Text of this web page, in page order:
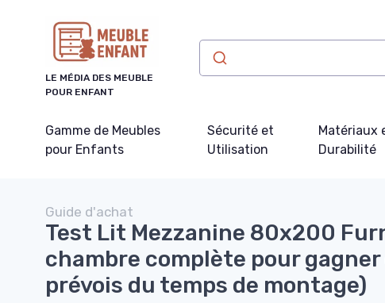
LE MÉDIA DES MEUBLE
POUR ENFANT
Gamme de Meubles
pour Enfants
Sécurité et
Utilisation
Matériaux
Durabilité
Guide d'achat
Test Lit Mezzanine 80x200
chambre complète pour gagner
prévois du temps de montage)